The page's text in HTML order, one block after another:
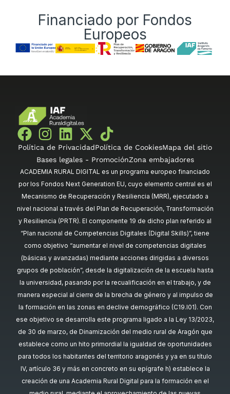
Financiado por Fondos
Europeos
Política de PrivacidadPolítica de CookiesMapa del sitio
Bases legales - PromociónZona embajadores
ACADEMIA RURAL DIGITAL es un programa europeo financiado
por los Fondos Next Generation EU, cuyo elemento central es el
Mecanismo de Recuperación y Resiliencia (MRR), ejecutado a
nivel nacional a través del Plan de Recuperación, Transformación
y Resiliencia (PRTR). El componente 19 de dicho plan referido al
“Plan nacional de Competencias Digitales (Digital Skills)”, tiene
como objetivo “aumentar el nivel de competencias digitales
(básicas y avanzadas) mediante acciones dirigidas a diversos
grupos de población”, desde la digitalización de la escuela hasta
la universidad, pasando por la recualificación en el trabajo, y de
manera especial al cierre de la brecha de género y al impulso de
la formación en las zonas en declive demográfico (C19.I01). Con
ese objetivo se desarrolla este programa ligado a la Ley 13/2023,
de 30 de marzo, de Dinamización del medio rural de Aragón que
establece como un hito primordial la igualdad de oportunidades
para todos los habitantes del territorio aragonés y ya en su título
IV, artículo 36 y más en concreto en su epígrafe h) establece la
creación de una Academia Rural Digital para la formación en el